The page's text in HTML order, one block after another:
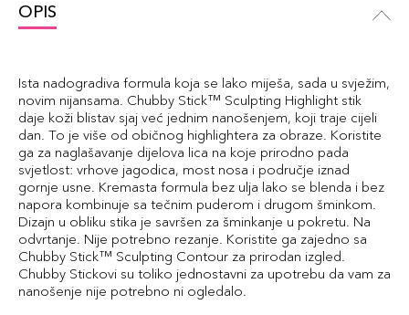
OPIS
Ista nadogradiva formula koja se lako miješa, sada u svježim,
novim nijansama. Chubby Stick™ Sculpting Highlight stik
daje koži blistav sjaj već jednim nanošenjem, koji traje cijeli
dan. To je više od običnog highlightera za obraze. Koristite
ga za naglašavanje dijelova lica na koje prirodno pada
svjetlost: vrhove jagodica, most nosa i područje iznad
gornje usne. Kremasta formula bez ulja lako se blenda i bez
napora kombinuje sa tečnim puderom i drugom šminkom.
Dizajn u obliku stika je savršen za šminkanje u pokretu. Na
odvrtanje. Nije potrebno rezanje. Koristite ga zajedno sa
Chubby Stick™ Sculpting Contour za prirodan izgled.
Chubby Stickovi su toliko jednostavni za upotrebu da vam za
nanošenje nije potrebno ni ogledalo.